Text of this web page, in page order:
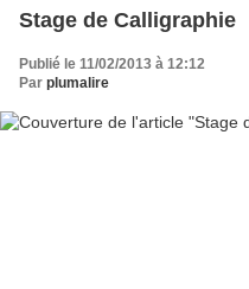
Stage de Calligraphie
Publié le 11/02/2013 à 12:12
Par plumalire